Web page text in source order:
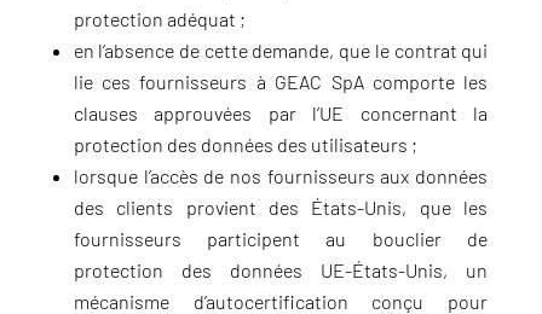
protection adéquat ;
en l’absence de cette demande, que le contrat qui
lie ces fournisseurs à GEAC SpA comporte les
clauses approuvées par l’UE concernant la
protection des données des utilisateurs ;
lorsque l’accès de nos fournisseurs aux données
des clients provient des États-Unis, que les
fournisseurs participent au bouclier de
protection des données UE-États-Unis, un
mécanisme d’autocertification conçu pour